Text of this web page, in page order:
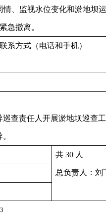
、监视水位变化和淤地坝
急撤离。
联系方式（电话和手机）
查责任人开展淤地坝巡查
共 30 人
总负责人：刘
3